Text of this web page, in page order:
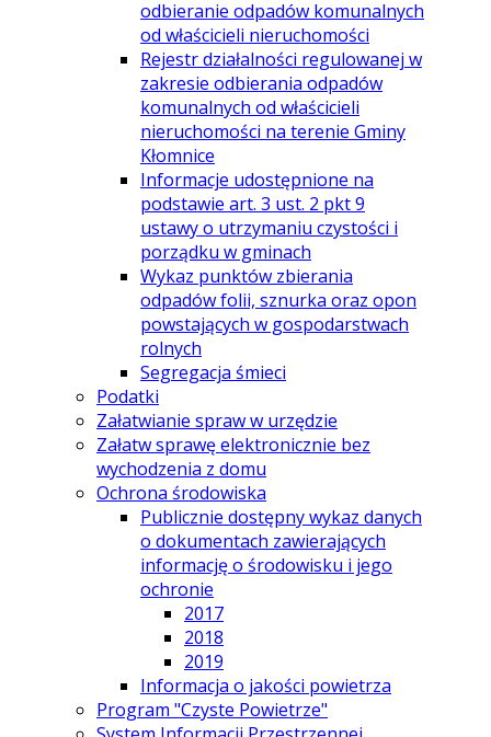
odbieranie odpadów komunalnych
od właścicieli nieruchomości
Rejestr działalności regulowanej w
zakresie odbierania odpadów
komunalnych od właścicieli
nieruchomości na terenie Gminy
Kłomnice
Informacje udostępnione na
podstawie art. 3 ust. 2 pkt 9
ustawy o utrzymaniu czystości i
porządku w gminach
Wykaz punktów zbierania
odpadów folii, sznurka oraz opon
powstających w gospodarstwach
rolnych
Segregacja śmieci
Podatki
Załatwianie spraw w urzędzie
Załatw sprawę elektronicznie bez
wychodzenia z domu
Ochrona środowiska
Publicznie dostępny wykaz danych
o dokumentach zawierających
informację o środowisku i jego
ochronie
2017
2018
2019
Informacja o jakości powietrza
Program "Czyste Powietrze"